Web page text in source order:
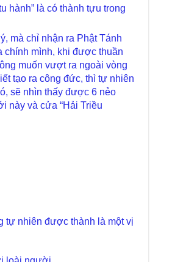
hành” là có thành tựu trong
mà chỉ nhận ra Phật Tánh
chính mình, khi được thuần
muốn vượt ra ngoài vòng
tạo ra công đức, thì tự nhiên
sẽ nhìn thấy được 6 nẻo
này và cửa “Hải Triều
tự nhiên được thành là một vị